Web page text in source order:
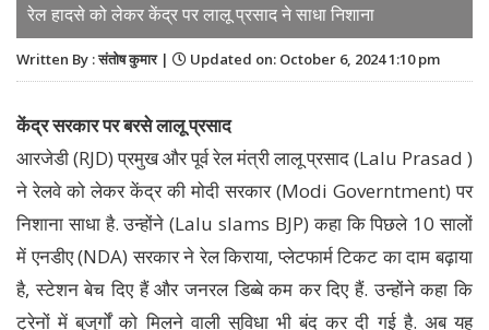
रेल हादसे को लेकर केंद्र पर लालू प्रसाद ने साधा निशाना
Written By : संतोष कुमार | Updated on: October 6, 2024 1:10 pm
केंद्र सरकार पर बरसे लालू प्रसाद
आरजेडी (RJD) प्रमुख और पूर्व रेल मंत्री लालू प्रसाद (Lalu Prasad )
ने रेलवे को लेकर केंद्र की मोदी सरकार (Modi Governtment) पर
निशाना साधा है. उन्होंने (Lalu slams BJP) कहा कि पिछले 10 सालों
में एनडीए (NDA) सरकार ने रेल किराया, प्लेटफार्म टिकट का दाम बढ़ाया
है, स्टेशन बेच दिए हैं और जनरल डिब्बे कम कर दिए हैं. उन्होंने कहा कि
ट्रेनों में बुजुर्गों को मिलने वाली सुविधा भी बंद कर दी गई है. अब यह